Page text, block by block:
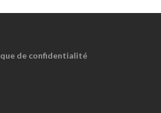
de confidentialité